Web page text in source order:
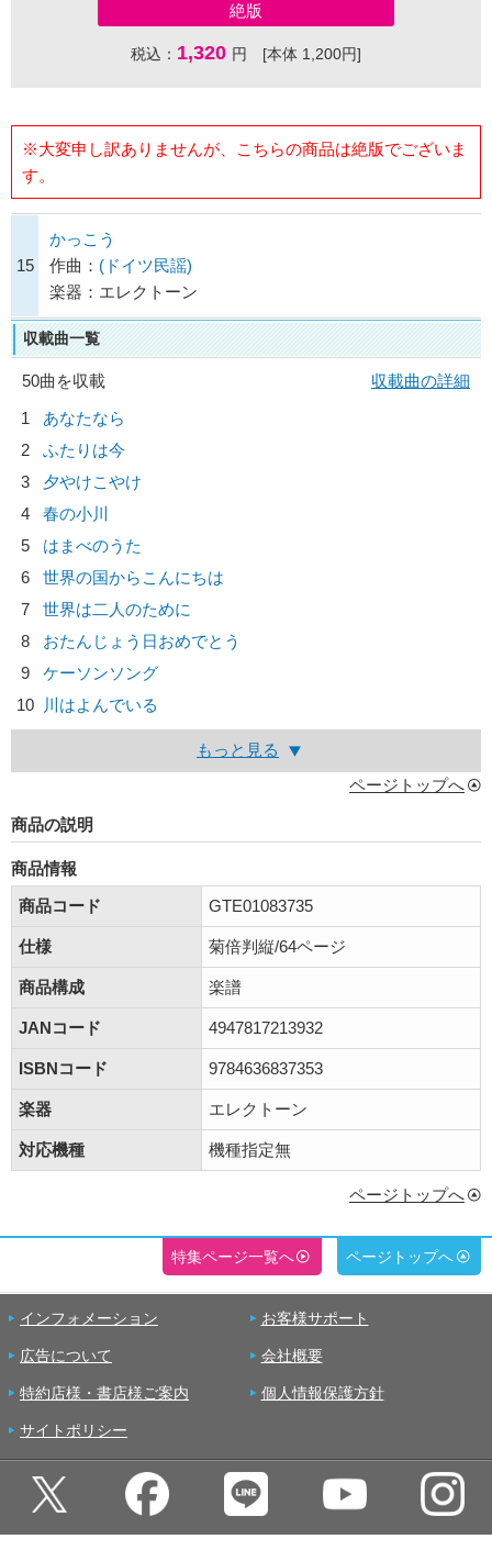
絶版
税込： 1,320 円 [本体 1,200円]
※大変申し訳ありませんが、こちらの商品は絶版でございま
す。
15
かっこう
作曲： (ドイツ民謡)
楽器：エレクトーン
収載曲一覧
50曲を収載
収載曲の詳細
1
あなたなら
2
ふたりは今
3
夕やけこやけ
4
春の小川
5
はまべのうた
6
世界の国からこんにちは
7
世界は二人のために
8
おたんじょう日おめでとう
9
ケーソンソング
10
川はよんでいる
もっと見る
ページトップへ
商品の説明
商品情報
商品コード
GTE01083735
仕様 菊倍判縦/64ページ
商品構成 楽譜
JANコード 4947817213932
ISBNコード 9784636837353
楽器 エレクトーン
対応機種 機種指定無
ページトップへ
特集ページ一覧へ ページトップへ
インフォメーション お客様サポート
広告について 会社概要
特約店様・書店様ご案内 個人情報保護方針
サイトポリシー